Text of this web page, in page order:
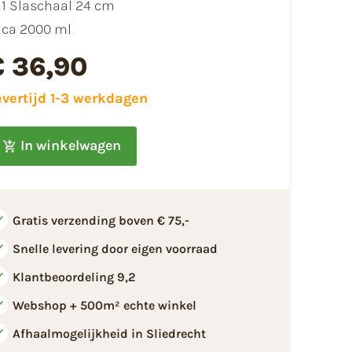
1 Slaschaal 24 cm
ca 2000 ml
36,90
1-3 werkdagen
In winkelwagen
Gratis verzending boven € 75,-
Snelle levering door eigen voorraad
Klantbeoordeling 9,2
Webshop + 500m² echte winkel
Afhaalmogelijkheid in Sliedrecht